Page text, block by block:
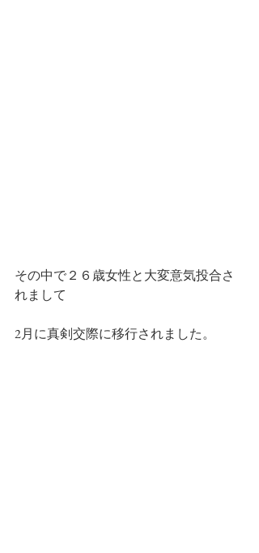
その中で２６歳女性と大変意気投合さ
れまして
2月に真剣交際に移行されました。